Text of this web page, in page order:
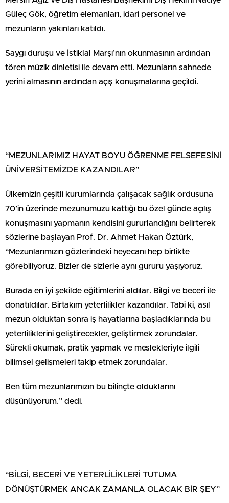
Güleç Gök, öğretim elemanları, idari personel ve
mezunların yakınları katıldı.
Saygı duruşu ve İstiklal Marşı’nın okunmasının ardından
tören müzik dinletisi ile devam etti. Mezunların sahnede
yerini almasının ardından açış konuşmalarına geçildi.
“MEZUNLARIMIZ HAYAT BOYU ÖĞRENME FELSEFESİNİ
ÜNİVERSİTEMİZDE KAZANDILAR”
Ülkemizin çeşitli kurumlarında çalışacak sağlık ordusuna
70’in üzerinde mezunumuzu kattığı bu özel günde açılış
konuşmasını yapmanın kendisini gururlandığını belirterek
sözlerine başlayan Prof. Dr. Ahmet Hakan Öztürk,
“Mezunlarımızın gözlerindeki heyecanı hep birlikte
görebiliyoruz. Bizler de sizlerle aynı gururu yaşıyoruz.
Burada en iyi şekilde eğitimlerini aldılar. Bilgi ve beceri ile
donatıldılar. Birtakım yeterlilikler kazandılar. Tabi ki, asıl
mezun olduktan sonra iş hayatlarına başladıklarında bu
yeterliliklerini geliştirecekler, geliştirmek zorundalar.
Sürekli okumak, pratik yapmak ve meslekleriyle ilgili
bilimsel gelişmeleri takip etmek zorundalar.
Ben tüm mezunlarımızın bu bilinçte olduklarını
düşünüyorum.” dedi.
“BİLGİ, BECERİ VE YETERLİLİKLERİ TUTUMA
DÖNÜŞTÜRMEK ANCAK ZAMANLA OLACAK BİR ŞEY”